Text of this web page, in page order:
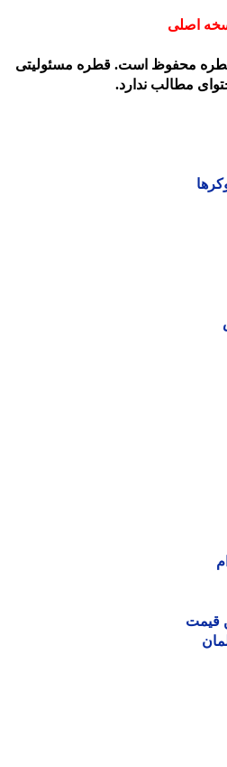
اصلی
محفوظ است. قطره مسئولیتی
مطالب ندارد.